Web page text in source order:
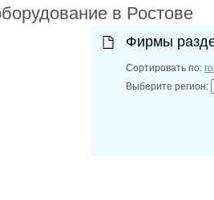
в Ростове
Фирмы
Сортировать по:
Выберите регион: